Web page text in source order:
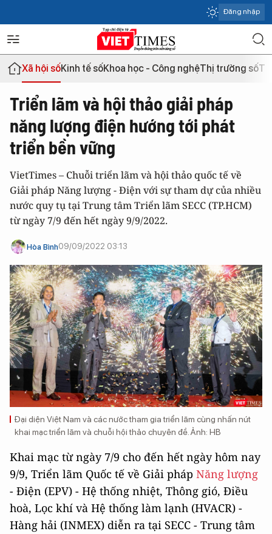
Đăng nhập
Xã hội sốKinh tế sốKhoa học - Công nghệThị trường số
Triển lãm và hội thảo giải pháp
năng lượng điện hướng tới phát
triển bền vững
VietTimes – Chuỗi triển lãm và hội thảo quốc tế về
Giải pháp Năng lượng - Điện với sự tham dự của nhiều
nước quy tụ tại Trung tâm Triển lãm SECC (TP.HCM)
từ ngày 7/9 đến hết ngày 9/9/2022.
Hòa Bình09/09/2022 03:13
Đại diện Việt Nam và các nước tham gia triển lãm cùng nhấn nút
khai mạc triển lãm và chuỗi hội thảo chuyên đề. Ảnh: HB
Khai mạc từ ngày 7/9 cho đến hết ngày hôm nay
9/9, Triển lãm Quốc tế về Giải pháp Năng lượng
- Điện (EPV) - Hệ thống nhiệt, Thông gió, Điều
hoà, Lọc khí và Hệ thống làm lạnh (HVACR) -
Hàng hải (INMEX) diễn ra tại SECC - Trung tâm